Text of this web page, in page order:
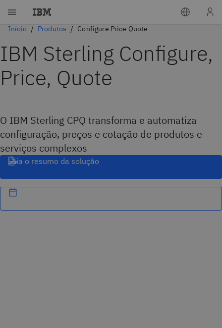
Início Produtos Configure Price Quote
IBM Sterling Configure,
Price, Quote
O IBM Sterling CPQ transforma e automatiza
configuração, preços e cotação de produtos e
serviços complexos
Leia o resumo da solução